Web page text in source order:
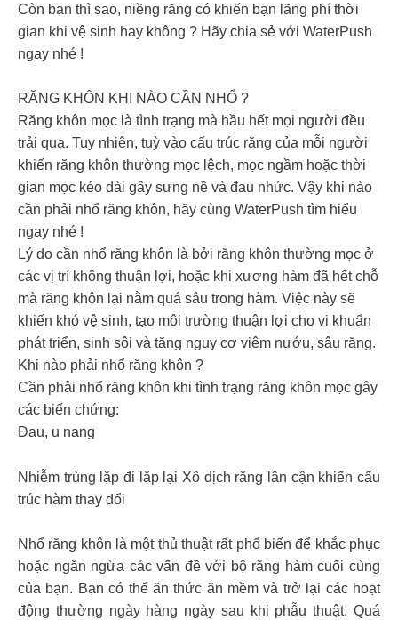
Còn bạn thì sao, niềng răng có khiến bạn lãng phí thời
gian khi vệ sinh hay không ? Hãy chia sẻ với WaterPush
ngay nhé !
RĂNG KHÔN KHI NÀO CẦN NHỔ ?
Răng khôn mọc là tình trạng mà hầu hết mọi người đều
trải qua. Tuy nhiên, tuỳ vào cấu trúc răng của mỗi người
khiến răng khôn thường mọc lệch, mọc ngầm hoặc thời
gian mọc kéo dài gây sưng nề và đau nhức. Vậy khi nào
cần phải nhổ răng khôn, hãy cùng WaterPush tìm hiểu
ngay nhé !
Lý do cần nhổ răng khôn là bởi răng khôn thường mọc ở
các vị trí không thuận lợi, hoặc khi xương hàm đã hết chỗ
mà răng khôn lại nằm quá sâu trong hàm. Việc này sẽ
khiến khó vệ sinh, tạo môi trường thuận lợi cho vi khuẩn
phát triển, sinh sôi và tăng nguy cơ viêm nướu, sâu răng.
Khi nào phải nhổ răng khôn ?
Cần phải nhổ răng khôn khi tình trạng răng khôn mọc gây
các biến chứng:
Đau, u nang
Nhiễm trùng lặp đi lặp lại Xô dịch răng lân cận khiến cấu
trúc hàm thay đổi
Nhổ răng khôn là một thủ thuật rất phổ biến để khắc phục
hoặc ngăn ngừa các vấn đề với bộ răng hàm cuối cùng
của bạn. Bạn có thể ăn thức ăn mềm và trở lại các hoạt
động thường ngày hàng ngày sau khi phẫu thuật. Quá